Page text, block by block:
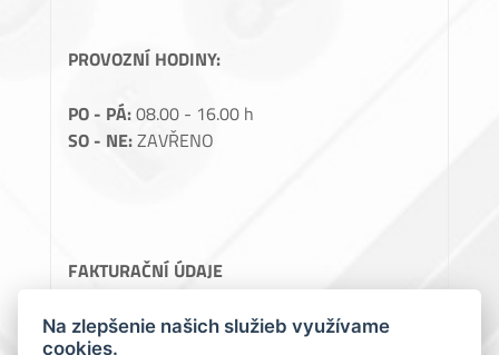
PROVOZNÍ HODINY:
PO - PÁ:08.00 - 16.00 h
SO - NE:ZAVŘENO
FAKTURAČNÍ ÚDAJE
Perlon, spol. s.r.o.
Na zlepšenie našich služieb využívame
cookies.